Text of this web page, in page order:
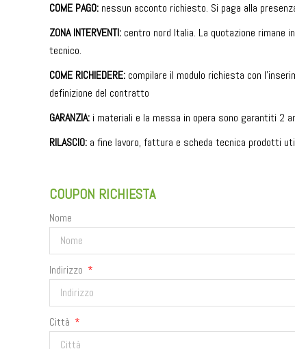
COME PAGO: nessun acconto richiesto. Si paga alla
ZONA INTERVENTI: centro nord Italia. La quotazione rimane
tecnico.
COME RICHIEDERE: compilare il modulo richiesta con
definizione del contratto
GARANZIA: i materiali e la messa in opera sono garantiti 2
RILASCIO: a fine lavoro, fattura e scheda tecnica prodotti
COUPON RICHIESTA
Nome
Indirizzo
Città